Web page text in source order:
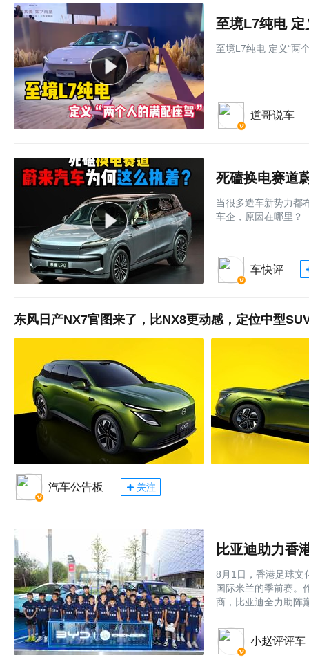
至境L7纯电 定
至境L7纯电 定义“两
道哥说车
死磕换电赛道
当很多造车新势力都
车企，原因在哪里？
车快评
东风日产NX7官图来了，比NX8更动感，定位中型
汽车公告板 关注
8月1日，香港足球
国际米兰的季前赛。
商，比亚迪全力助阵
小赵评评车